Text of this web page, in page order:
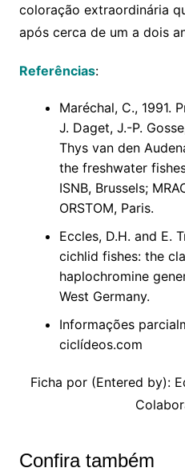
coloração extraordinária
após cerca de um a dois
Referências:
Maréchal, C., 1991.
J. Daget, J.-P.
Thys van den
the freshwater
ISNB, Brussels;
ORSTOM, Paris.
Eccles, D.H. and E.
cichlid fishes: the
haplochromine
West Germany.
Informações
ciclídeos.com
Ficha por (Entered by):
Confira também